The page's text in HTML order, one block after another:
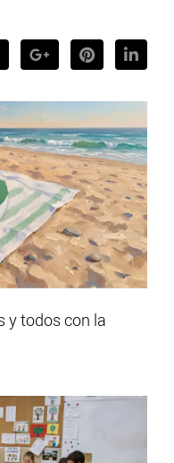
y todos con la